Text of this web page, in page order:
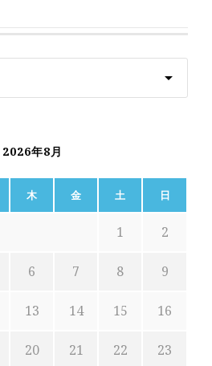
2026年8月
木 金 土 日
1 2
6 7 8 9
13 14 15 16
20 21 22 23